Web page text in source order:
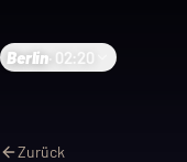
Berlin 02:20
Zurück